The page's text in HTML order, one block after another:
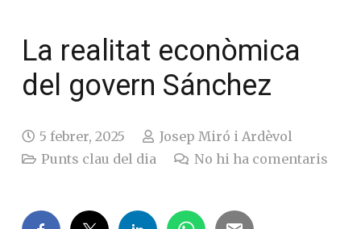
La realitat econòmica
del govern Sánchez
5 febrer, 2025
Josep Miró i Ardèvol
Punts clau del dia
No hi ha comentaris